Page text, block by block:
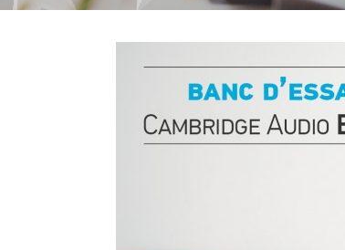
MAGASINS
BANCS D'ESSAI